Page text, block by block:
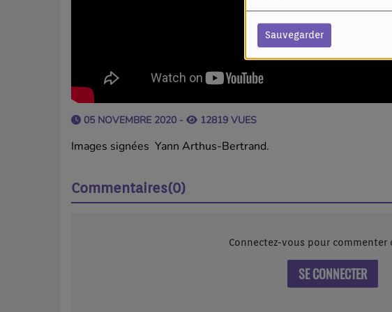
Sauvegarder
05 NOVEMBRE 2020 - 12819 VUES
Images signées Yann Arthus-Bertrand.
Commentaires(0)
Connectez-vous pour commenter
SE CONNECTER